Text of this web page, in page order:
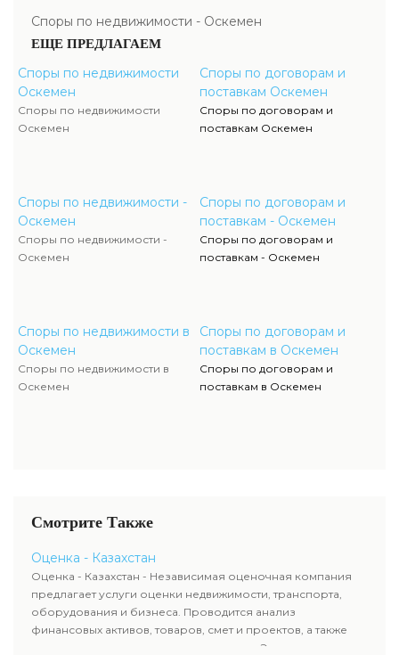
Споры по недвижимости - Оскемен
ЕЩЕ ПРЕДЛАГАЕМ
Споры по недвижимости
Оскемен
Споры по недвижимости
Оскемен
Споры по недвижимости -
Оскемен
Споры по недвижимости -
Оскемен
Споры по недвижимости в
Оскемен
Споры по недвижимости в
Оскемен
Споры по договорам и
поставкам Оскемен
Споры по договорам и
поставкам Оскемен
Споры по договорам и
поставкам - Оскемен
Споры по договорам и
поставкам - Оскемен
Споры по договорам и
поставкам в Оскемен
Споры по договорам и
поставкам в Оскемен
Смотрите Также
Оценка - Казахстан
Оценка - Казахстан - Независимая оценочная компания
предлагает услуги оценки недвижимости, транспорта,
оборудования и бизнеса. Проводится анализ
финансовых активов, товаров, смет и проектов, а также
оценка животных и недропользования. Эксперты